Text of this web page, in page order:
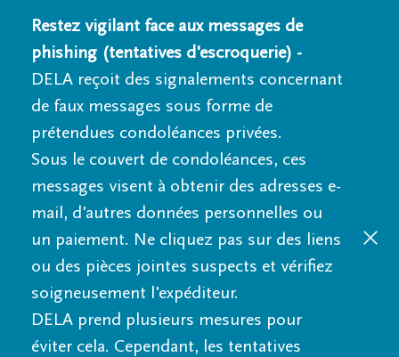
Restez vigilant face aux messages de
phishing (tentatives d'escroquerie) -
DELA reçoit des signalements concernant
de faux messages sous forme de
prétendues condoléances privées.
Sous le couvert de condoléances, ces
messages visent à obtenir des adresses e-
mail, d'autres données personnelles ou
un paiement. Ne cliquez pas sur des liens
ou des pièces jointes suspects et vérifiez
soigneusement l'expéditeur.
DELA prend plusieurs mesures pour
éviter cela. Cependant, les tentatives